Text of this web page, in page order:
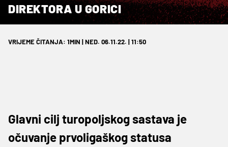
DIREKTORA U GORICI
VRIJEME ČITANJA: 1MIN | NED. 06.11.22. | 11:50
Glavni cilj turopoljskog sastava je
očuvanje prvoligaškog statusa